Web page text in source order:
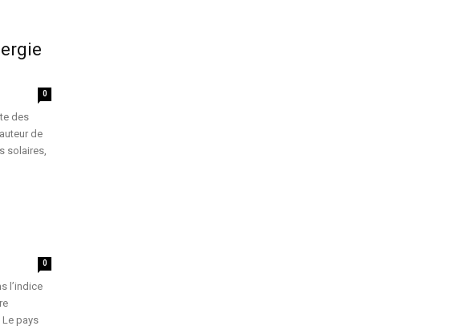
0
des
de
solaires,
0
l’indice
pays